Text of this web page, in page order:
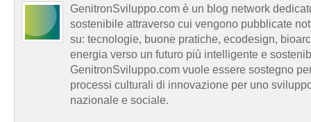
GenitronSviluppo.com è un blog network
sostenibile attraverso cui vengono pubblicate
su: tecnologie, buone pratiche, ecodesign,
energia verso un futuro più intelligente e
GenitronSviluppo.com vuole essere sostegno
processi culturali di innovazione per uno
nazionale e sociale.